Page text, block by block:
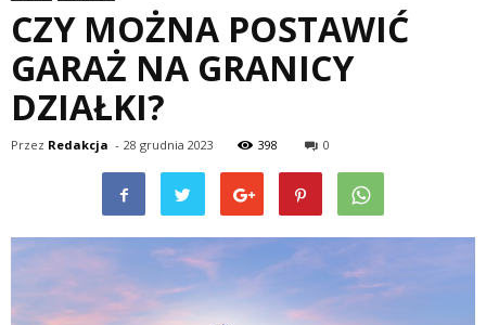
CZY MOŻNA POSTAWIĆ
GARAŻ NA GRANICY
DZIAŁKI?
Przez Redakcja - 28 grudnia 2023 398 0